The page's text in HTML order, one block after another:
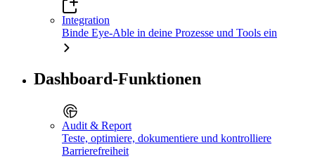
Integration
Binde Eye-Able in deine Prozesse und Tools ein
Dashboard-Funktionen
Audit & Report
Teste, optimiere, dokumentiere und kontrolliere
Barrierefreiheit